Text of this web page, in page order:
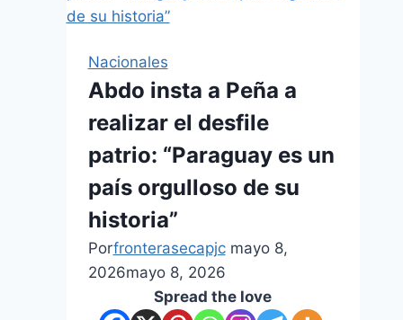
Nacionales
Abdo insta a Peña a
realizar el desfile
patrio: “Paraguay es un
país orgulloso de su
historia”
Porfronterasecapjc mayo 8,
2026mayo 8, 2026
Spread the love